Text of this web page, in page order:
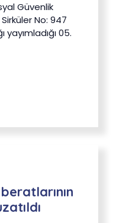
Güvenlik
No: 947
yayımladığı 05.